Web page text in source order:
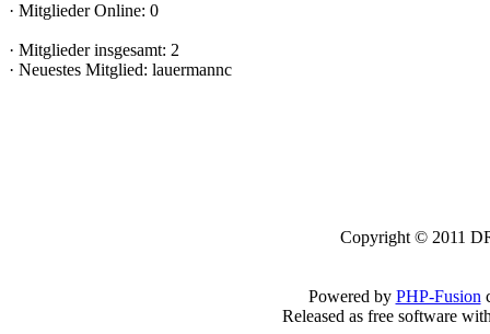
· Mitglieder Online: 0
· Mitglieder insgesamt: 2
· Neuestes Mitglied: lauermannc
Copyright © 2011
Powered by PHP-Fusion
Released as free software